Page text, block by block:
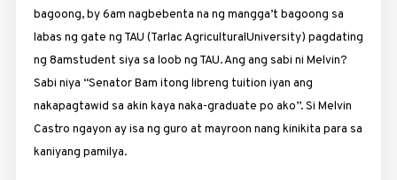
bagoong, by6am nagbebenta na ng mangga’t bagoong sa
labas ng gate ng TAU (Tarlac AgriculturalUniversity) pagdating
ng 8amstudent siya sa loob ng TAU. Ang ang sabi ni Melvin?
Sabi niya “Senator Bam itong libreng tuition iyan ang
nakapagtawid sa akin kaya naka-graduate po ako”. Si Melvin
Castro ngayon ay isa ng guro at mayroon nang kinikita para sa
kaniyang pamilya.